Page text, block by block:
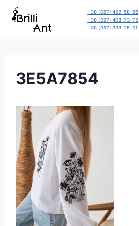
Перейти
+38 (067) 459-58-66
+38 (097) 408-73-75
+38 (067) 338-25-01
3E5A7854